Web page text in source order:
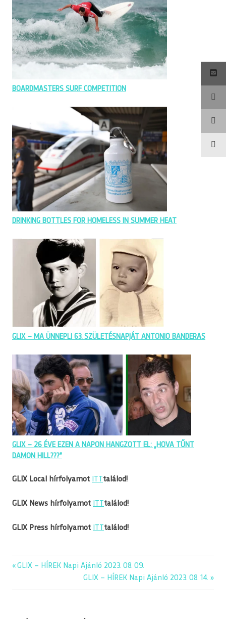
BOARDMASTERS SURF COMPETITION
DRINKING BOTTLES FOR HOMELESS IN SUMMER HEAT
GLIX – MA ÜNNEPLI 63. SZÜLETÉSNAPJÁT ANTONIO BANDERAS
GLIX – 26 ÉVE EZEN A NAPON HANGZOTT EL: „HOVA TŰNT
DAMON HILL???”
GLIX Local hírfolyamot ITT találod!
GLIX News hírfolyamot ITT találod!
GLIX Press hírfolyamot ITT találod!
editorial
napiajanlo
Bejegyzés
navigáció
Previous
GLIX – HÍREK Napi Ajánló 2023. 08. 09.
Next
Post:
GLIX – HÍREK Napi Ajánló 2023. 08. 14.